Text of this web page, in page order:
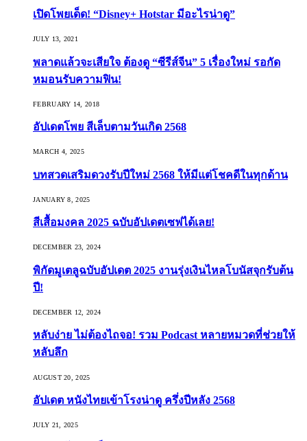
เปิดโพยเด็ด! “Disney+ Hotstar มีอะไรน่าดู”
JULY 13, 2021
พลาดแล้วจะเสียใจ ต้องดู “ซีรีส์จีน” 5 เรื่องใหม่ รอกัด
หมอนรับความฟิน!
FEBRUARY 14, 2018
อัปเดตโพย สีเล็บตามวันเกิด 2568
MARCH 4, 2025
บทสวดเสริมดวงรับปีใหม่ 2568 ให้มีแต่โชคดีในทุกด้าน
JANUARY 8, 2025
สีเสื้อมงคล 2025 ฉบับอัปเดตเซฟได้เลย!
DECEMBER 23, 2024
พิกัดมูเตลูฉบับอัปเดต 2025 งานรุ่งเงินไหลโบนัสจุกรับต้น
ปี!
DECEMBER 12, 2024
หลับง่าย ไม่ต้องไถจอ! รวม Podcast หลายหมวดที่ช่วยให้
หลับลึก
AUGUST 20, 2025
อัปเดต หนังไทยเข้าโรงน่าดู ครึ่งปีหลัง 2568
JULY 21, 2025